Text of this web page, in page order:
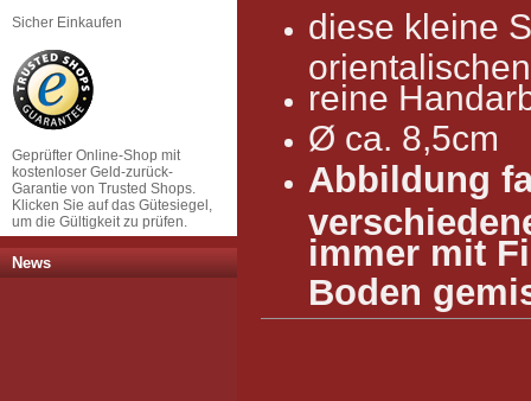
diese kleine
reine
Ø ca. 8,5cm
Abbildung
immer mit
Boden
Sicher Einkaufen
Geprüfter Online-Shop mit
kostenloser Geld-zurück-
Garantie von Trusted Shops.
Klicken Sie auf das Gütesiegel,
um die Gültigkeit zu prüfen.
News